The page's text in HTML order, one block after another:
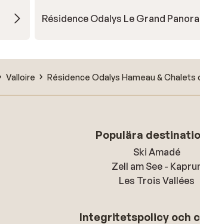
Résidence Odalys Le Grand
Valloire Résidence Odalys Hameau & Chalets
Populära
Ski Amadé
Zell am See -
Les Trois Vallées
Integritetspolicy och